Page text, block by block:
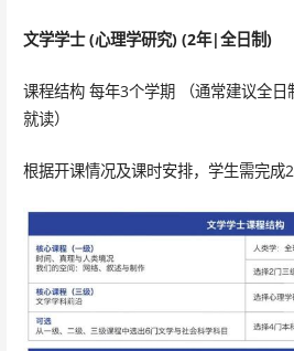
文学学士 (心理学研究) (2年|全日制)
课程结构 每年3个学期 （通常建议全日
就读）
根据开课情况及课时安排，学生需完成